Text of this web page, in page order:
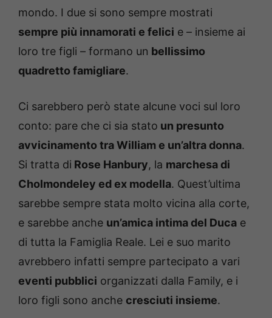
mondo. I due si sono sempre mostrati
sempre più innamorati e felici e – insieme ai
loro tre figli – formano un bellissimo
quadretto famigliare.
Ci sarebbero però state alcune voci sul loro
conto: pare che ci sia stato un presunto
avvicinamento tra William e un’altra donna.
Si tratta di Rose Hanbury, la marchesa di
Cholmondeley ed ex modella. Quest’ultima
sarebbe sempre stata molto vicina alla corte,
e sarebbe anche un’amica intima del Duca e
di tutta la Famiglia Reale. Lei e suo marito
avrebbero infatti sempre partecipato a vari
eventi pubblici organizzati dalla Family, e i
loro figli sono anche cresciuti insieme.